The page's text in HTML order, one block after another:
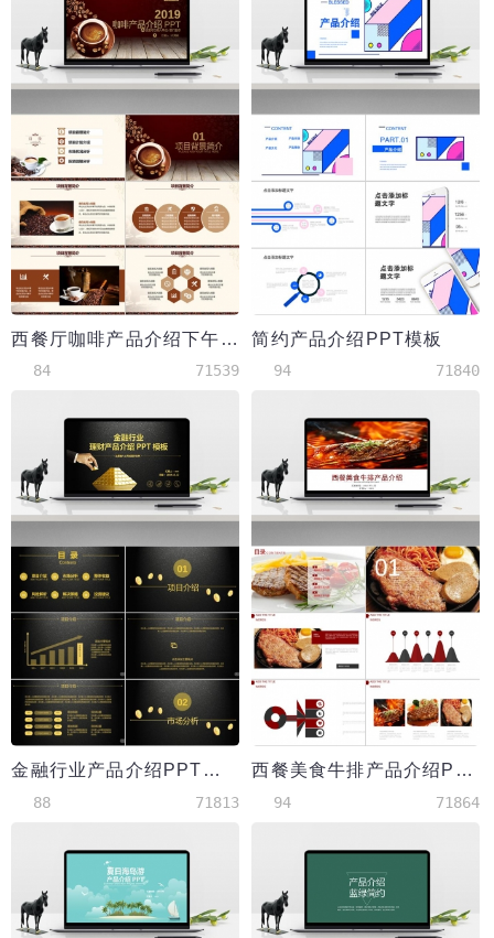
西餐厅咖啡产品介绍下午茶咖啡厅PPT模板
84 71539
简约产品介绍PPT模板
94 71840
金融行业产品介绍PPT模板
88 71813
西餐美食牛排产品介绍PPT模板
94 71864